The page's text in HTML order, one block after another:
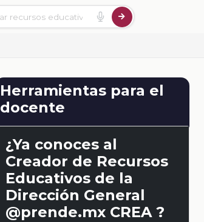
Herramientas para el
docente
¿Ya conoces al
Creador de Recursos
Educativos de la
Dirección General
@prende.mx CREA ?